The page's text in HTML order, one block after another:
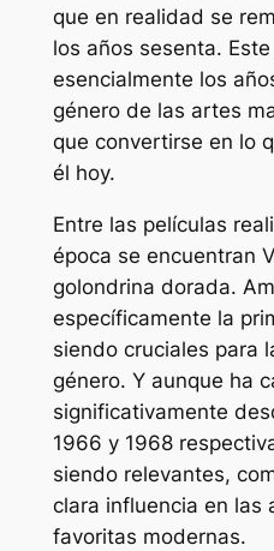
que en realidad se
los años sesenta.
esencialmente los
género de las artes
que convertirse en lo
él hoy.
Entre las películas
época se encuentran
golondrina dorada.
específicamente la
siendo cruciales para
género. Y aunque ha
significativamente
1966 y 1968
siendo relevantes,
clara influencia en las
favoritas modernas.